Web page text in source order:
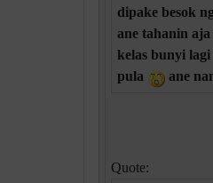
dipake besok
ane tahanin
kelas bunyi
pula
ane
Quote: